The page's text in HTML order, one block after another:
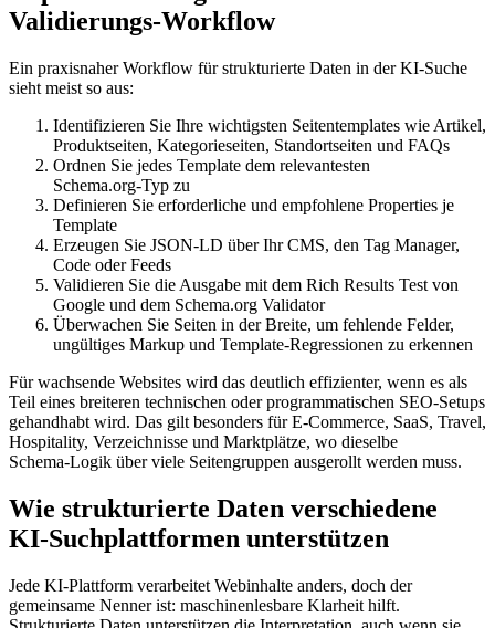
Validierungs‑Workflow
Ein praxisnaher Workflow für strukturierte Daten in der KI‑Suche
sieht meist so aus:
Identifizieren Sie Ihre wichtigsten Seitentemplates wie Artikel,
Produktseiten, Kategorieseiten, Standortseiten und FAQs
Ordnen Sie jedes Template dem relevantesten
Schema.org‑Typ zu
Definieren Sie erforderliche und empfohlene Properties je
Template
Erzeugen Sie JSON‑LD über Ihr CMS, den Tag Manager,
Code oder Feeds
Validieren Sie die Ausgabe mit dem Rich Results Test von
Google und dem Schema.org Validator
Überwachen Sie Seiten in der Breite, um fehlende Felder,
ungültiges Markup und Template‑Regressionen zu erkennen
Für wachsende Websites wird das deutlich effizienter, wenn es als
Teil eines breiteren technischen oder programmatischen SEO‑Setups
gehandhabt wird. Das gilt besonders für E‑Commerce, SaaS, Travel,
Hospitality, Verzeichnisse und Marktplätze, wo dieselbe
Schema‑Logik über viele Seitengruppen ausgerollt werden muss.
Wie strukturierte Daten verschiedene
KI‑Suchplattformen unterstützen
Jede KI‑Plattform verarbeitet Webinhalte anders, doch der
gemeinsame Nenner ist: maschinenlesbare Klarheit hilft.